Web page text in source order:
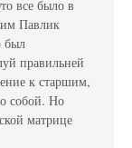
все было в
Павлик
был
правильней
к старшим,
собой. Но
матрице